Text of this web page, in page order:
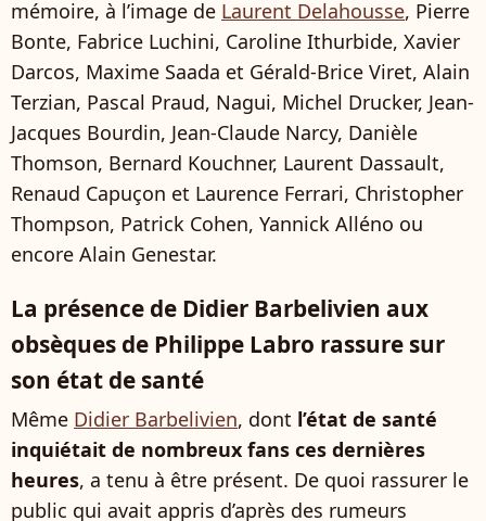
mémoire, à l’image de Laurent Delahousse, Pierre
Bonte, Fabrice Luchini, Caroline Ithurbide, Xavier
Darcos, Maxime Saada et Gérald-Brice Viret, Alain
Terzian, Pascal Praud, Nagui, Michel Drucker, Jean-
Jacques Bourdin, Jean-Claude Narcy, Danièle
Thomson, Bernard Kouchner, Laurent Dassault,
Renaud Capuçon et Laurence Ferrari, Christopher
Thompson, Patrick Cohen, Yannick Alléno ou
encore Alain Genestar.
La présence de Didier Barbelivien aux
obsèques de Philippe Labro rassure sur
son état de santé
Même Didier Barbelivien, dont l’état de santé
inquiétait de nombreux fans ces dernières
heures, a tenu à être présent. De quoi rassurer le
public qui avait appris d’après des rumeurs